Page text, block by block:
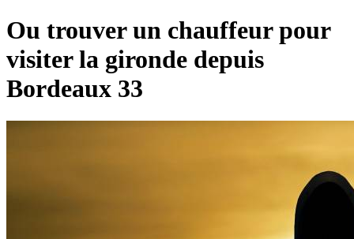
Ou trouver un chauffeur pour
visiter la gironde depuis
Bordeaux 33